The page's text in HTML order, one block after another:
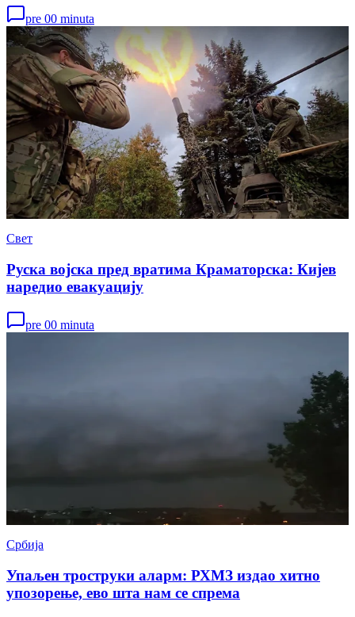
pre 00 minuta
Свет
Руска војска пред вратима Краматорска: Кијев
наредио евакуацију
pre 00 minuta
Србија
Упаљен троструки аларм: РХМЗ издао хитно
упозорење, ево шта нам се спрема